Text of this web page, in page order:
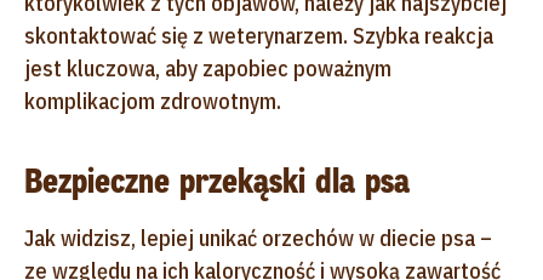
skontaktować się z weterynarzem. Szybka reakcja
jest kluczowa, aby zapobiec poważnym
komplikacjom zdrowotnym.
Bezpieczne przekąski dla psa
Jak widzisz, lepiej unikać orzechów w diecie psa –
ze względu na ich kaloryczność i wysoką zawartość